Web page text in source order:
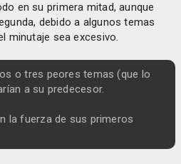
en su primera mitad, aunque
debido a algunos temas
minutaje sea excesivo.
o tres peores temas (que lo
a su predecesor.
la fuerza de sus primeros